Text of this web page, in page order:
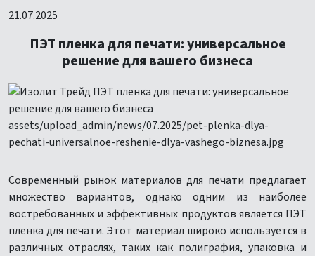
21.07.2025
ПЭТ пленка для печати: универсальное
решение для вашего бизнеса
Современный рынок материалов для печати предлагает
множество вариантов, однако одним из наиболее
востребованных и эффективных продуктов является ПЭТ
пленка для печати. Этот материал широко используется в
различных отраслях, таких как полиграфия, упаковка и